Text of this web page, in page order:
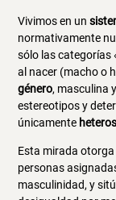
Vivimos en un
normativamente
sólo las categorías
al nacer (macho o
género, masculina
estereotipos y
únicamente
Esta mirada
personas
masculinidad, y